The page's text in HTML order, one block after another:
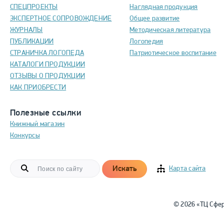
СПЕЦПРОЕКТЫ
ЭКСПЕРТНОЕ СОПРОВОЖДЕНИЕ
ЖУРНАЛЫ
ПУБЛИКАЦИИ
СТРАНИЧКА ЛОГОПЕДА
КАТАЛОГИ ПРОДУКЦИИ
ОТЗЫВЫ О ПРОДУКЦИИ
КАК ПРИОБРЕСТИ
Полезные ссылки
Книжный магазин
Конкурсы
Наглядная продукция
Общее развитие
Методическая литература
Логопедия
Патриотическое воспитание
Искать Карта сайта
© 2026 «ТЦ